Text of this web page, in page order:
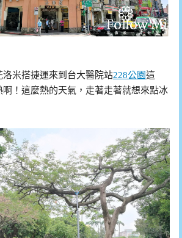
米搭捷運來到台大醫院站228公園這
！這麼熱的天氣，走著走著就想來點冰